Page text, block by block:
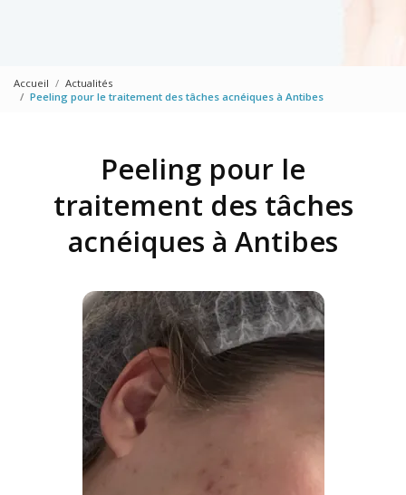
Accueil
Actualités
Peeling pour le traitement des tâches acnéiques à Antibes
Peeling pour le
traitement des tâches
acnéiques à Antibes